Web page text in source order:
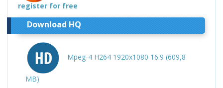
register for free
Download HQ
Mpeg-4 H264 1920x1080 16:9 (609,8
MB)